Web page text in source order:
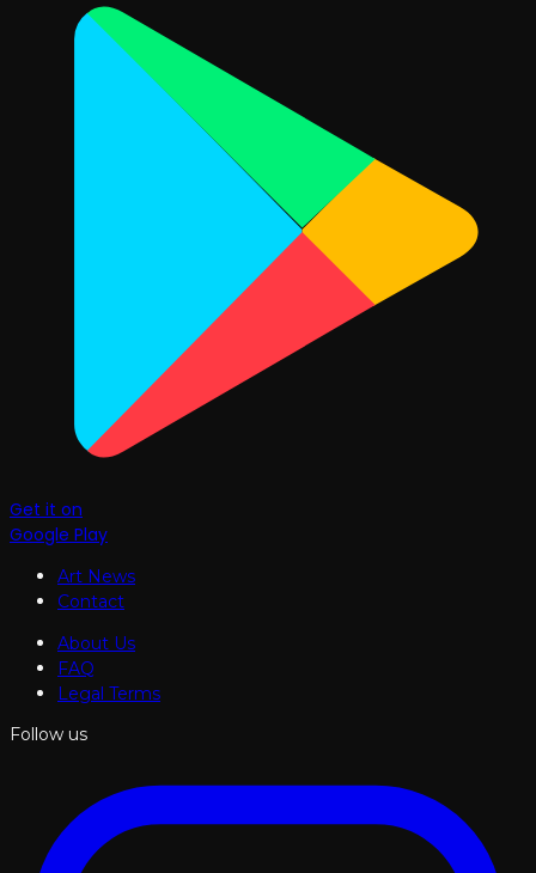
Get it on
Google Play
Art News
Contact
About Us
FAQ
Legal Terms
Follow us